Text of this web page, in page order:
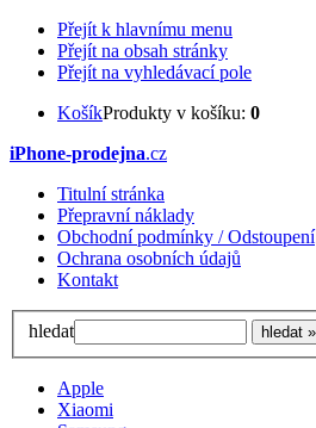
Přejít k hlavnímu menu
Přejít na obsah stránky
Přejít na vyhledávací pole
KošíkProdukty v košíku: 0
iPhone-prodejna.cz
Titulní stránka
Přepravní náklady
Obchodní podmínky / Odstoupení
Ochrana osobních údajů
Kontakt
hledat
Apple
Xiaomi